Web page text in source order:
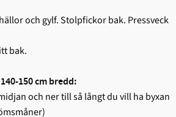
och gylf. Stolpfickor bak. Pressveck
bak.
150 cm bredd:
och ner till så långt du vill ha byxan